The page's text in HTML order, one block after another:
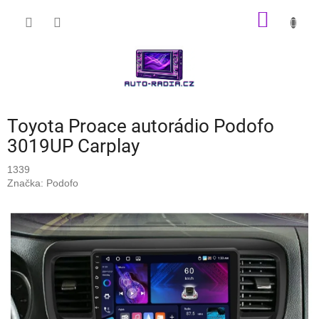
Toyota Proace autorádio Podofo
3019UP Carplay
1339
Značka: Podofo